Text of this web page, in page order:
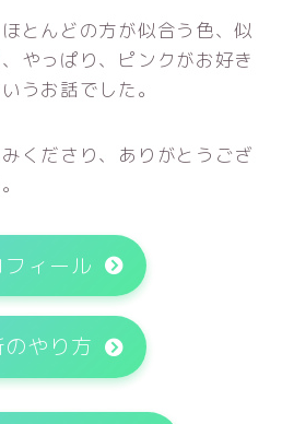
とんどの方が似合う色、似
やっぱり、ピンクがお好き
うお話でした。
くださり、ありがとうござ
ィール
やり方